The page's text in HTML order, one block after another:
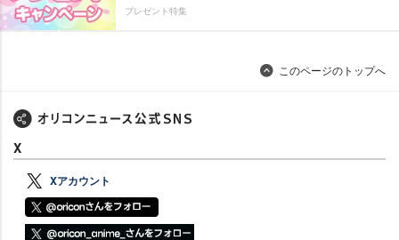
プレゼント特集
このページのトップへ
X
Xアカウント